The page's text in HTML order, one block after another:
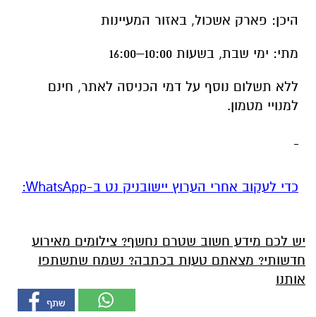
היכן: פארק אשכול, באזור המעיינות
מתי: ימי שבת, בשעות 10:00–16:00
ללא תשלום נוסף על דמי הכניסה לאתר, חינם
למנויי מטמון.
‏כדי לעקוב אחרי הערוץ יישובניק נט ב-WhatsApp:‏‏‏
יש לכם מידע חשוב שטרם נחשף? צילומים מאירוע
חדשותי? מצאתם טעות בכתבה? נשמח שתשתפו
אותנו